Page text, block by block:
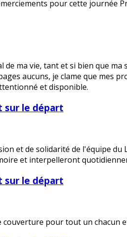
pour cette journée
de ma vie, tant et si bien que
aucuns, je clame que mes
et disponible.
sur le départ
et de solidarité de l'équipe
et interpelleront
sur le départ
couverture pour tout un